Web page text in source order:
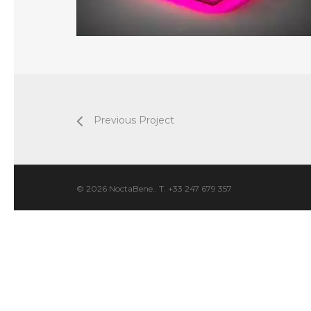
Previous Project
© 2026 NoctaBene.. T. +33 247 679 357